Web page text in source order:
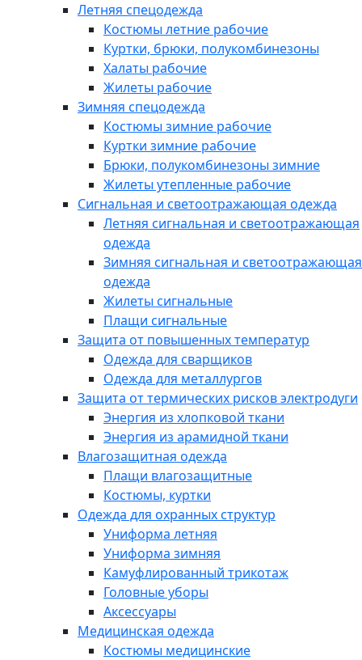
Летняя спецодежда
Костюмы летние рабочие
Куртки, брюки, полукомбинезоны
Халаты рабочие
Жилеты рабочие
Зимняя спецодежда
Костюмы зимние рабочие
Куртки зимние рабочие
Брюки, полукомбинезоны зимние
Жилеты утепленные рабочие
Сигнальная и светоотражающая одежда
Летняя сигнальная и светоотражающая
одежда
Зимняя сигнальная и светоотражающая
одежда
Жилеты сигнальные
Плащи сигнальные
Защита от повышенных температур
Одежда для сварщиков
Одежда для металлургов
Защита от термических рисков электродуги
Энергия из хлопковой ткани
Энергия из арамидной ткани
Влагозащитная одежда
Плащи влагозащитные
Костюмы, куртки
Одежда для охранных структур
Униформа летняя
Униформа зимняя
Камуфлированный трикотаж
Головные уборы
Аксессуары
Медицинская одежда
Костюмы медицинские